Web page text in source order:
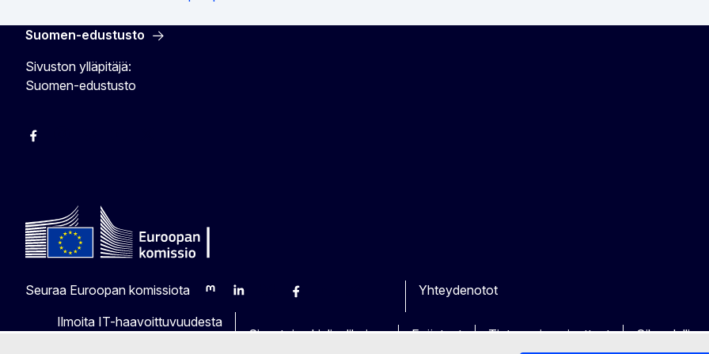
Suomen-edustusto
Sivuston ylläpitäjä:
Suomen-edustusto
Facebook
Seuraa Euroopan komissiota
MastodonLinkedInBlueskyFacebook
Yhteydenotot
Ilmoita IT-haavoittuvuudesta
Sivustojen kielivalikoima
Evästeet Tietosuojaperiaatteet